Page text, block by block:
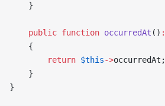
    }
    public
function occurredAt () :
    {
        return
$this->occurredAt;
    }
}